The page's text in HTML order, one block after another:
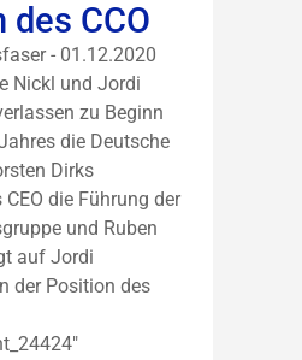
des CCO
- 01.12.2020
Nickl und Jordi
zu Beginn
die Deutsche
Dirks
die Führung der
und Ruben
auf Jordi
der Position des